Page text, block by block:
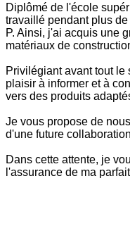
Diplômé de l'école
travaillé pendant plus
P. Ainsi, j'ai acquis une
matériaux de
Privilégiant avant tout
plaisir à informer et à
vers des produits
Je vous propose de
d'une future
Dans cette attente, je
l'assurance de ma